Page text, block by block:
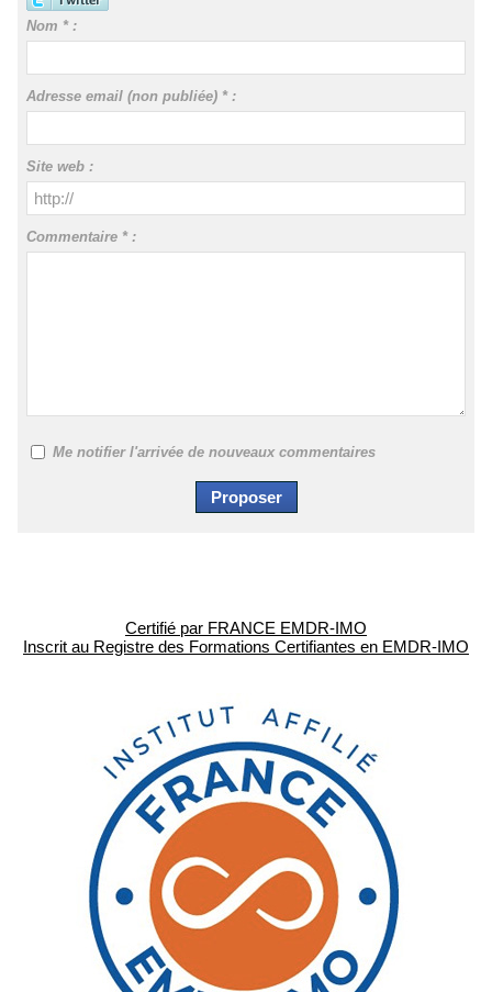
Nom * :
Adresse email (non publiée) * :
Site web :
Commentaire * :
Me notifier l'arrivée de nouveaux commentaires
Certifié par FRANCE EMDR-IMO
Inscrit au Registre des Formations Certifiantes en EMDR-IMO